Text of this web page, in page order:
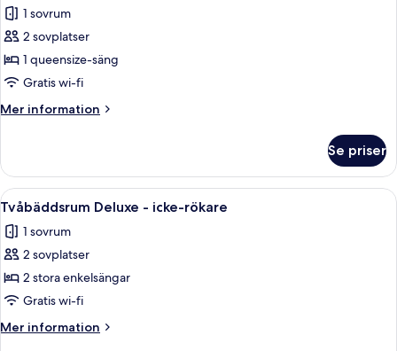
(Designers
Special)
foton
för
Lyxrum
-
icke-
rökare
1 sovrum
2 sovplatser
1 queensize-säng
Gratis wi-fi
Mer information
Mer
-
icke-
rökare
Se priser
Öppna
alla
foton
för
Tvåbäddsrum
Deluxe
-
icke-
Ett modernt hotellrum med en stor
4
Tvåbäddsrum Deluxe - icke-rökare
1 sovrum
2 sovplatser
2 stora enkelsängar
Gratis wi-fi
Mer information
Mer